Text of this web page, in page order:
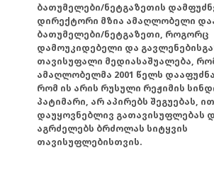
ბათუმელები/ნეტგაზეთის
დირექტორი მზია ამაღლობელი
ბათუმელები/ნეტგაზეთი, როგორც
დამოუკიდებელი და
თავისუფალი მედიასაშუალება,
ამაღლობელმა 2001 წელს
რომ ის არის რუსული რეჟიმის
პატიმარი, არ აპირებს შეგუებას,
დაუყოვნებლივ გათავისუფლებას
აგრძელებს ბრძოლას სიტყვის
თავისუფლებისთვის.